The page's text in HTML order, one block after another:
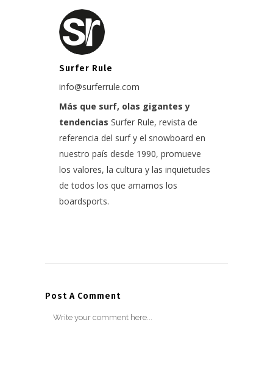
Surfer Rule
info@surferrule.com
Más que surf, olas gigantes y
tendencias Surfer Rule, revista de
referencia del surf y el snowboard en
nuestro país desde 1990, promueve
los valores, la cultura y las inquietudes
de todos los que amamos los
boardsports.
Post A Comment